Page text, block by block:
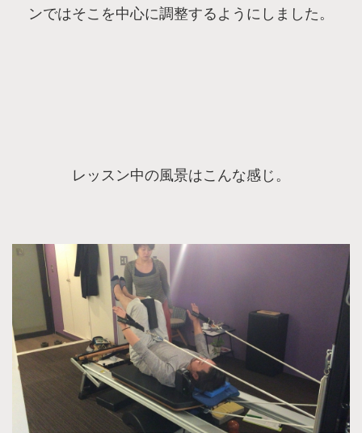
ンではそこを中心に調整するようにしました。
レッスン中の風景はこんな感じ。